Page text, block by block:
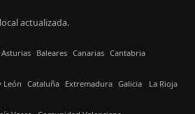
actualizada.
Asturias Baleares Canarias Cantabria
León Cataluña Extremadura Galicia La Rioja